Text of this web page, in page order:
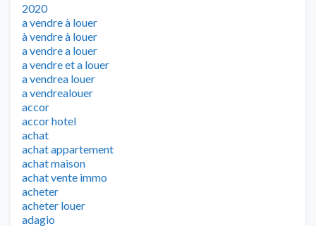
2020
a vendre à louer
à vendre à louer
a vendre a louer
a vendre et a louer
a vendrea louer
a vendrealouer
accor
accor hotel
achat
achat appartement
achat maison
achat vente immo
acheter
acheter louer
adagio